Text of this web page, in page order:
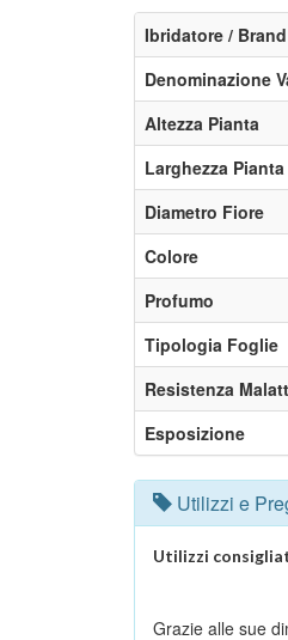
Ibridatore / Brand
Denominazione
Altezza Pianta
Larghezza Pianta
Diametro Fiore
Colore
Profumo
Tipologia Foglie
Resistenza
Esposizione
Utilizzi e
Utilizzi
Grazie alle sue